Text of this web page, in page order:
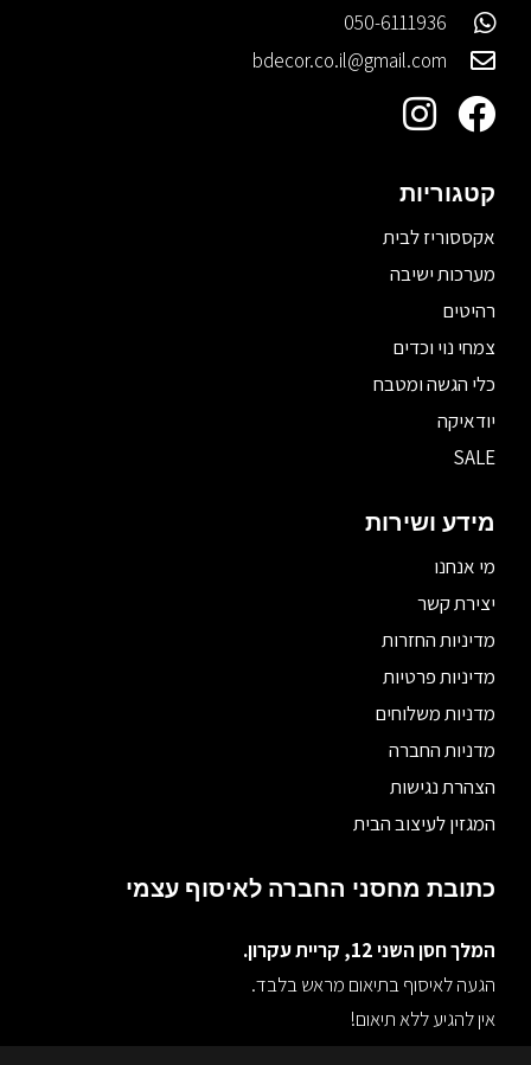
050-6111936
bdecor.co.il@gmail.com
קטגוריות
אקססוריז לבית
מערכות ישיבה
רהיטים
צמחי נוי וכדים
כלי הגשה ומטבח
יודאיקה
SALE
מידע ושירות
מי אנחנו
יצירת קשר
מדיניות החזרות
מדיניות פרטיות
מדניות משלוחים
מדניות החברה
הצהרת נגישות
המגזין לעיצוב הבית
כתובת מחסני החברה לאיסוף עצמי
המלך חסן השני 12, קריית עקרון.
הגעה לאיסוף בתיאום מראש בלבד.
אין להגיע ללא תיאום!